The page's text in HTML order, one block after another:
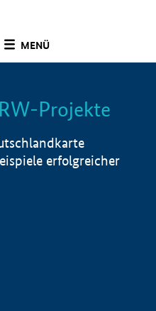
MENÜ
Info
Projekte
erfolgreicher